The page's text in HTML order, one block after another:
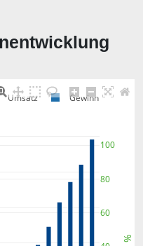
60
80
100
Umsatz Gewinn
%